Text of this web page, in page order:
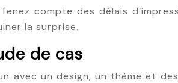
compte des délais
la surprise.
de cas
avec un design, un thème et